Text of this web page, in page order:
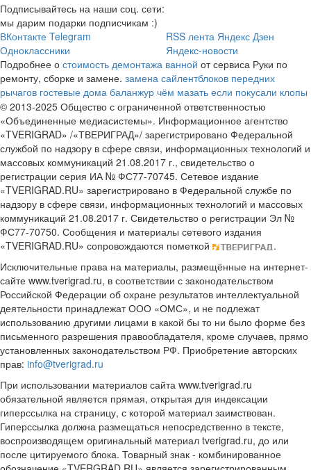
Подписывайтесь на наши соц. сети:
мы дарим подарки подписчикам :)
ВКонтакте Telegram
Одноклассники
RSS лента Яндекс Дзен
Яндекс-новости
Подробнее о стоимость демонтажа ванной от сервиса Руки по
ремонту, сборке и замене. замена сайлентблоков передних
рычагов гостевые дома баланжур чём мазать если покусали клопы
© 2013-2025 Общество с ограниченной ответственностью
«Объединенные медиасистемы». Информационное агентство
«TVERIGRAD» /«ТВЕРИГРАД»/ зарегистрировано Федеральной
службой по надзору в сфере связи, информационных технологий и
массовых коммуникаций 21.08.2017 г., свидетельство о
регистрации серия ИА № ФС77-70745. Сетевое издание
«TVERIGRAD.RU» зарегистрировано в Федеральной службе по
надзору в сфере связи, информационных технологий и массовых
коммуникаций 21.08.2017 г. Свидетельство о регистрации Эл №
ФС77-70750. Сообщения и материалы сетевого издания
«TVERIGRAD.RU» сопровождаются пометкой
.
Исключительные права на материалы, размещённые на интернет-
сайте www.tverigrad.ru, в соответствии с законодательством
Российской Федерации об охране результатов интеллектуальной
деятельности принадлежат ООО «ОМС», и не подлежат
использованию другими лицами в какой бы то ни было форме без
письменного разрешения правообладателя, кроме случаев, прямо
установленных законодательством РФ. Приобретение авторских
прав: info@tverigrad.ru
При использовании материалов сайта www.tverigrad.ru
обязательной является прямая, открытая для индексации
гиперссылка на страницу, с которой материал заимствован.
Гиперссылка должна размещаться непосредственно в тексте,
воспроизводящем оригинальный материал tverigrad.ru, до или
после цитируемого блока. Товарный знак - комбинированное